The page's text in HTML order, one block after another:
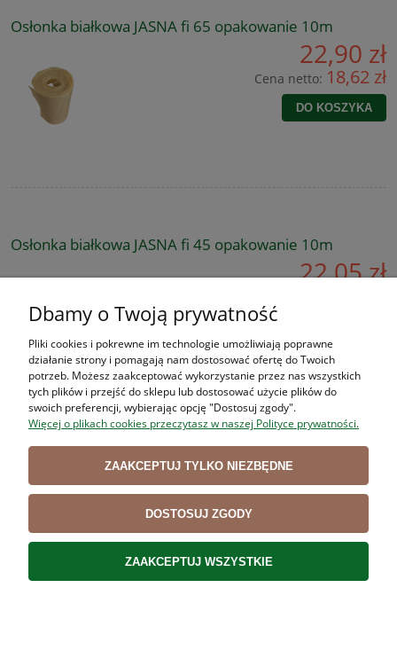
Osłonka białkowa JASNA fi 65 opakowanie 10m
22,90 zł
Cena netto: 18,62 zł
DO KOSZYKA
Osłonka białkowa JASNA fi 45 opakowanie 10m
22,05 zł
Osłonka białkowa JASNA fi 55 opakowanie 10m
22,50 zł
DO KOSZYKA
Dbamy o Twoją prywatność
Pliki cookies i pokrewne im technologie umożliwiają poprawne
działanie strony i pomagają nam dostosować ofertę do Twoich
potrzeb. Możesz zaakceptować wykorzystanie przez nas wszystkich
tych plików i przejść do sklepu lub dostosować użycie plików do
swoich preferencji, wybierając opcję "Dostosuj zgody".
Więcej o plikach cookies przeczytasz w naszej Polityce prywatności.
ZAAKCEPTUJ TYLKO NIEZBĘDNE
DOSTOSUJ ZGODY
ZAAKCEPTUJ WSZYSTKIE